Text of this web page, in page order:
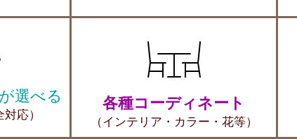
選べる
応）
各種コーディネート
（インテリア・カラー・花等）